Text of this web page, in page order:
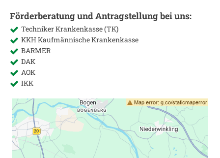
Förderberatung und Antragstellung bei uns:
Techniker Krankenkasse (TK)
KKH Kaufmännische Krankenkasse
BARMER
DAK
AOK
IKK